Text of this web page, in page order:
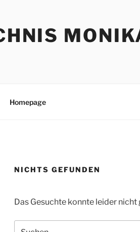
Homepage
NICHTS GEFUNDEN
Das Gesuchte konnte leider